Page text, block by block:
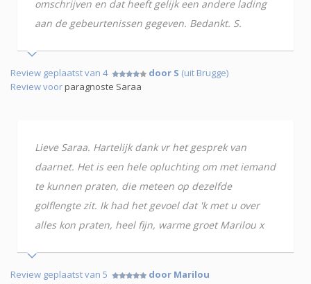
omschrijven en dat heeft gelijk een andere lading
aan de gebeurtenissen gegeven. Bedankt. S.
Review geplaatst van 4 door S (uit Brugge)
Review voorparagnoste Saraa
Lieve Saraa. Hartelijk dank vr het gesprek van
daarnet. Het is een hele opluchting om met iemand
te kunnen praten, die meteen op dezelfde
golflengte zit. Ik had het gevoel dat 'k met u over
alles kon praten, heel fijn, warme groet Marilou x
Review geplaatst van 5
door Marilou